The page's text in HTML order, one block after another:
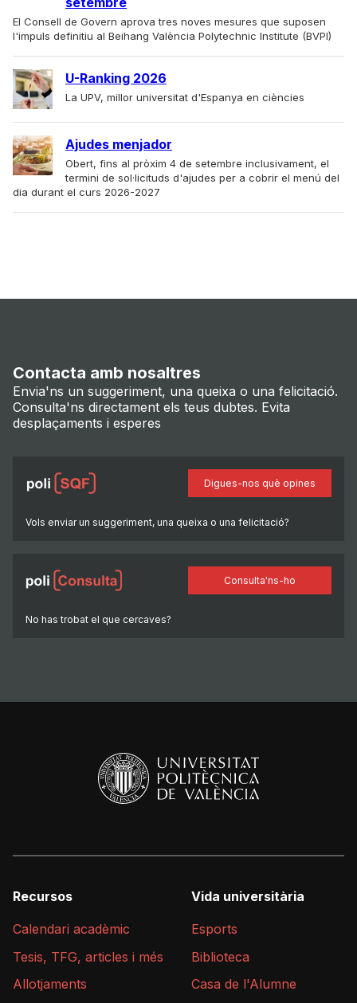
El Consell de Govern aprova tres noves mesures que suposen
l'impuls definitiu al Beihang València Polytechnic Institute (BVPI)
U-Ranking 2026
La UPV, millor universitat d'Espanya en ciències
Ajudes menjador
Obert, fins al pròxim 4 de setembre inclusivament, el
termini de sol·licituds d'ajudes per a cobrir el menú del
dia durant el curs 2026-2027
Contacta amb nosaltres
Envia'ns un suggeriment, una queixa o una felicitació.
Consulta'ns directament els teus dubtes. Evita
desplaçaments i esperes
Vols enviar un suggeriment, una queixa o una felicitació?
Digues-nos què opines
No has trobat el que cercaves?
Consulta'ns-ho
Recursos
Calendari acadèmic
Tesis, TFG, articles i més
Allotjaments
Vida universitària
Esports
Biblioteca
Casa de l'Alumne